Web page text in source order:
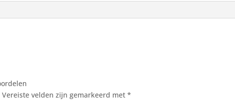
Vereiste velden zijn gemarkeerd met*